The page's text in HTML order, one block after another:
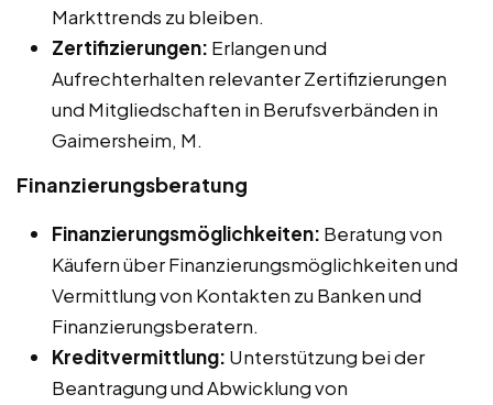
Markttrends zu bleiben.
Zertifizierungen: Erlangen und
Aufrechterhalten relevanter Zertifizierungen
und Mitgliedschaften in Berufsverbänden in
Gaimersheim, M.
Finanzierungsberatung
Finanzierungsmöglichkeiten: Beratung von
Käufern über Finanzierungsmöglichkeiten und
Vermittlung von Kontakten zu Banken und
Finanzierungsberatern.
Kreditvermittlung: Unterstützung bei der
Beantragung und Abwicklung von